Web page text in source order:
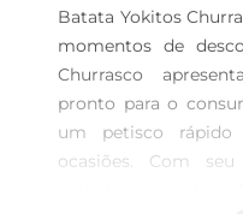
Batata Yokitos
momentos de
Churrasco
pronto para o
um petisco rápido
ocasiões. Com